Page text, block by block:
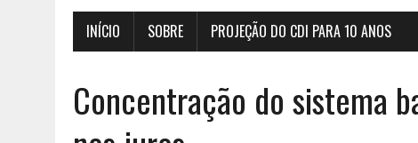
INÍCIO SOBRE PROJEÇÃO DO CDI PARA 10 ANOS
Concentração do sistema